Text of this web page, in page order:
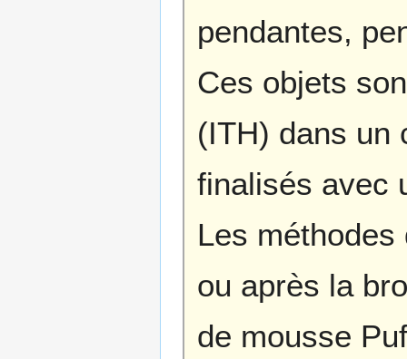
pendantes,
Ces objets
(ITH) dans un
finalisés avec
Les
ou après la
de mousse